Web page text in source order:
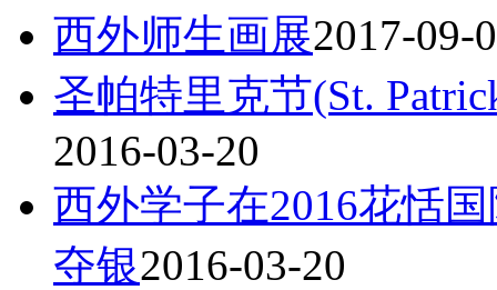
西外师生画展2017-09-
圣帕特里克节(St.
2016-03-20
西外学子在2016花恬
夺银2016-03-20